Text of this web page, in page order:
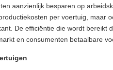
aanzienlijk besparen op
per voertuig, maar
De efficiëntie die wordt bereikt
en consumenten betaalbare